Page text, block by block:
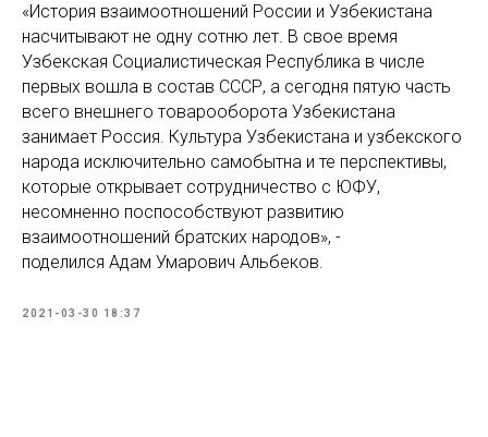
«История взаимоотношений России и Узбекистана
насчитывают не одну сотню лет. В свое время
Узбекская Социалистическая Республика в числе
первых вошла в состав СССР, а сегодня пятую часть
всего внешнего товарооборота Узбекистана
занимает Россия. Культура Узбекистана и узбекского
народа исключительно самобытна и те перспективы,
которые открывает сотрудничество с ЮФУ,
несомненно поспособствуют развитию
взаимоотношений братских народов», -
поделился Адам Умарович Альбеков.
2021-03-30 18:37